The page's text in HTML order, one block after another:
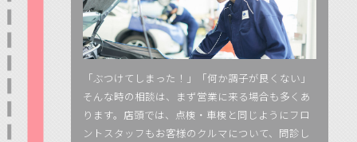
「ぶつけてしまった！」「何か調子が良くない」
そんな時の相談は、まず営業に来る場合も多くあ
ります。店頭では、点検・車検と同じようにフロ
ントスタッフもお客様のクルマについて、問診し